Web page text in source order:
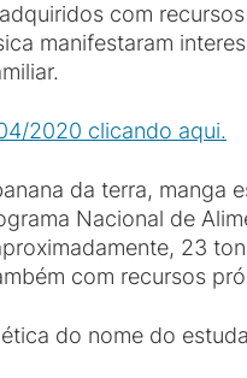
com
manifestaram
2020 clicando aqui.
da terra, manga
Nacional de
23
com recursos
do nome do